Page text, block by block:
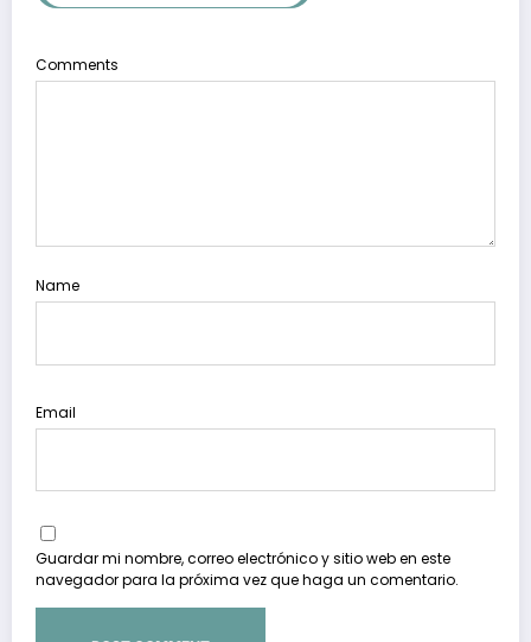
Comments
Name
Email
Guardar mi nombre, correo electrónico y sitio web en este
navegador para la próxima vez que haga un comentario.